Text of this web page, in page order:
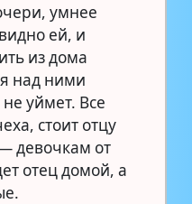
умнее
ей, и
из дома
над ними
уймет. Все
стоит отцу
девочкам от
отец домой, а